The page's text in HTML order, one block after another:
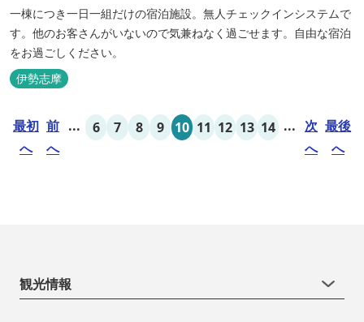
一棟につき一日一組だけの宿泊施設。無人チェックインシステムで
す。他のお客さんがいないので気兼ねなく過ごせます。自由な宿泊
をお過ごしください。
伊勢志摩
最初
へ
前
へ
... 6 7 8 9 10 11 12 13 14 ... 次
へ
最後
へ
観光情報